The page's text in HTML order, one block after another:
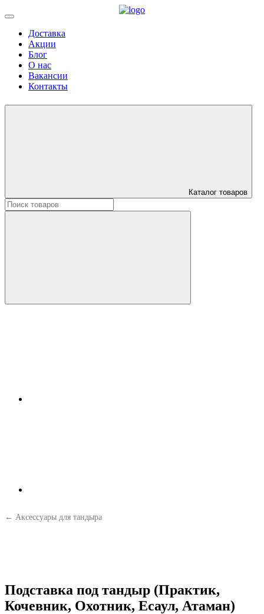
Доставка
Акции
Блог
О нас
Вакансии
Контакты
Каталог товаров
Искать:
← Аксессуары для тандыра
Подставка под тандыр (Практик,
Кочевник, Охотник, Есаул, Атаман)